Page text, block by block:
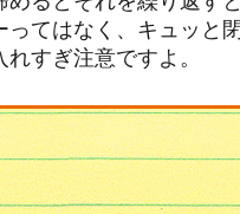
ってはなく、キュッと
れすぎ注意ですよ。